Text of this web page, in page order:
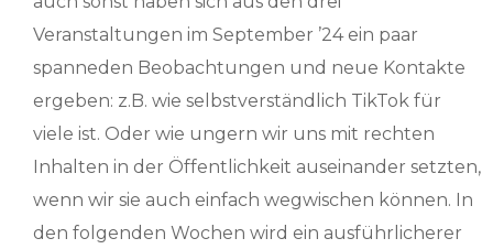
Veranstaltungen im September ’24 ein paar
spanneden Beobachtungen und neue Kontakte
ergeben: z.B. wie selbstverständlich TikTok für
viele ist. Oder wie ungern wir uns mit rechten
Inhalten in der Öffentlichkeit auseinander setzten,
wenn wir sie auch einfach wegwischen können. In
den folgenden Wochen wird ein ausführlicherer